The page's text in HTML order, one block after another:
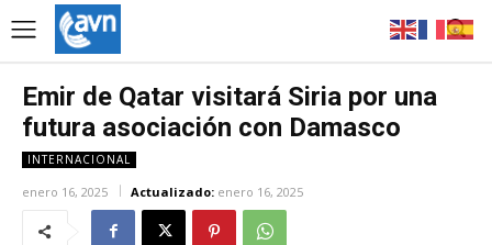
Emir de Qatar visitará Siria por una
futura asociación con Damasco
INTERNACIONAL
enero 16, 2025 Actualizado: enero 16, 2025